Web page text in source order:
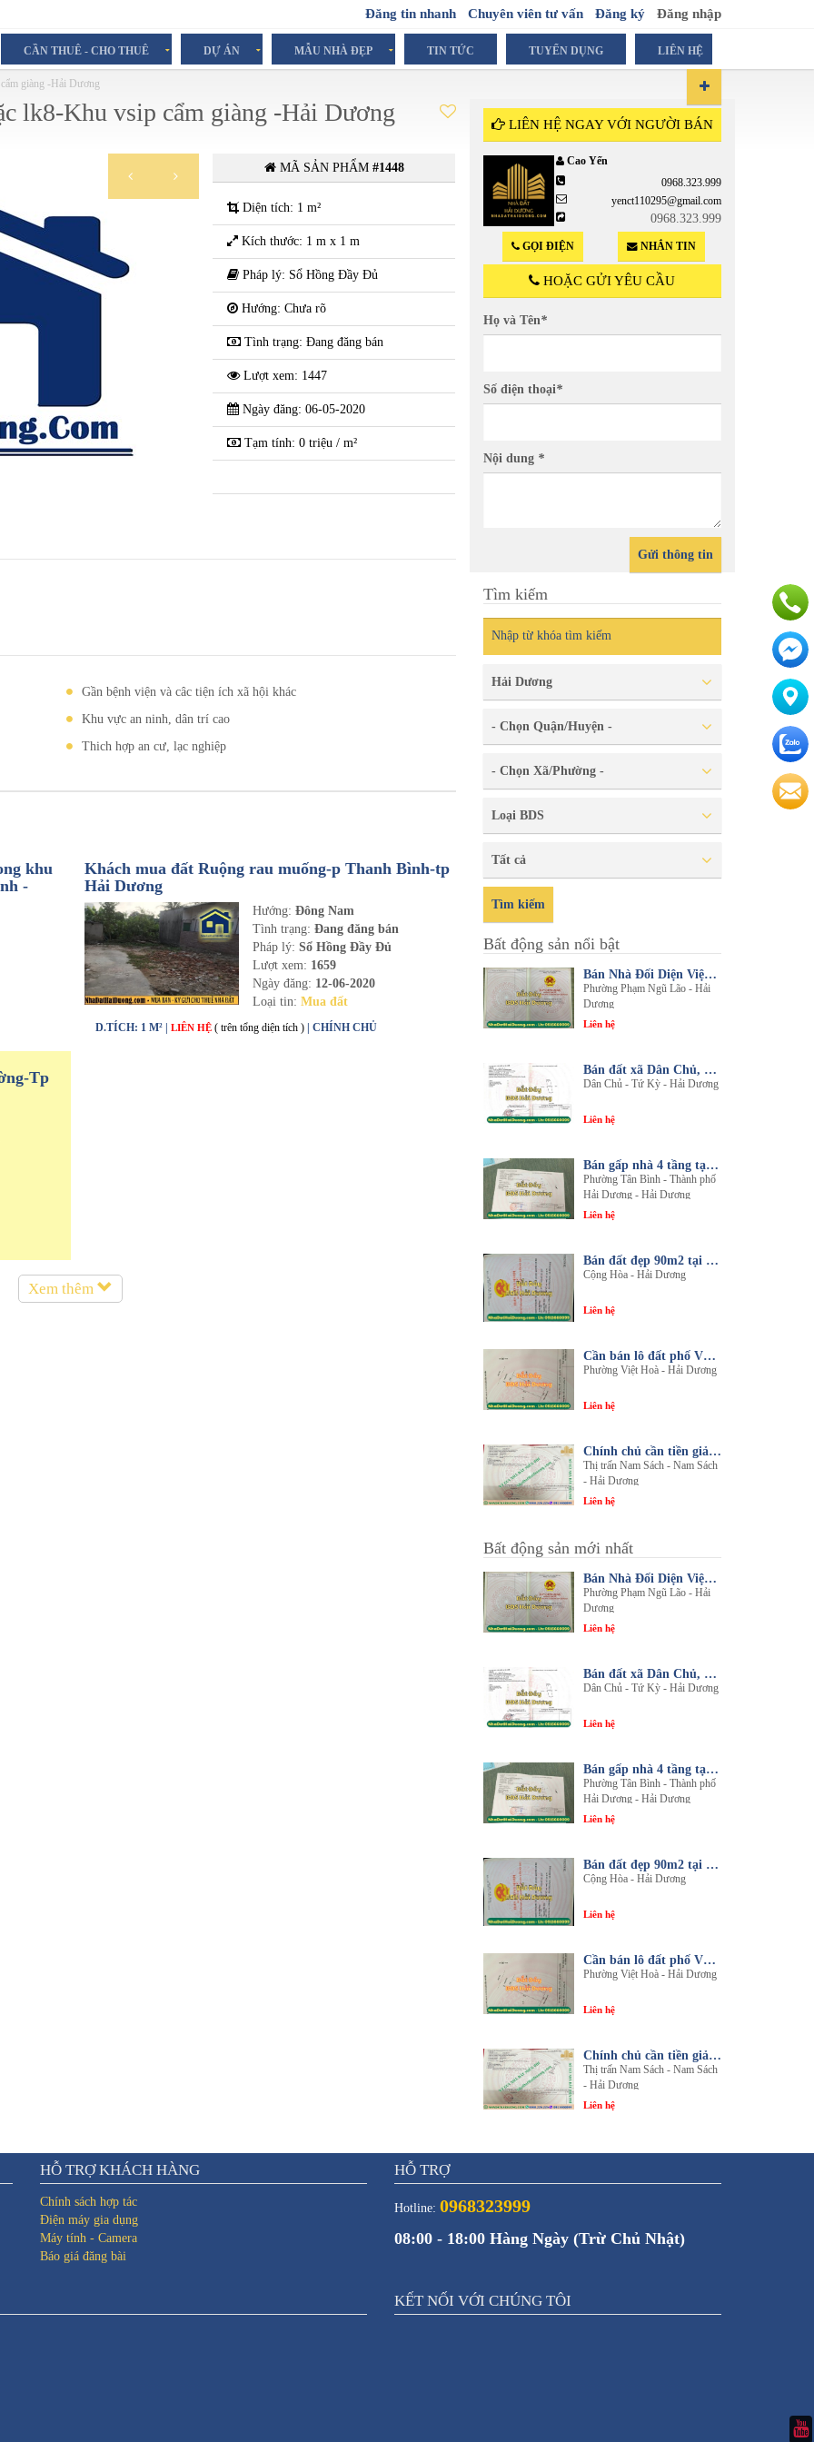
Đăng tin nhanh Chuyên viên tư vấn Đăng ký Đăng nhập
CẦN THUÊ - CHO THUÊ DỰ ÁN MẪU NHÀ ĐẸP TIN TỨC TUYỂN DỤNG LIÊN HỆ
giàng -Hải Dương
lk8-Khu vsip cẩm giàng -Hải Dương
Khu vsip cẩm
Em có khách quan tâm lk 4 hoặc lk8-Khu vsip cẩm
giàng -Hải Dương
Liên hệMÃ SẢN PHẨM #1448
Diện tích: 1 m²
Kích thước: 1 m x 1 m
Pháp lý: Sổ Hồng Đầy Đủ
Hướng: Chưa rõ
Tình trạng: Đang đăng bán
Lượt xem: 1447
Ngày đăng: 06-05-2020
Tạm tính: 0 triệu / m²
Gần bệnh viện và câc tiện ích xã hội khác
Khu vực an ninh, dân trí cao
Thich hợp an cư, lạc nghiệp
khu
-
Khách mua đất Ruộng rau muống-p Thanh Bình-tp
Hải Dương
Hướng:Đông Nam
Tình trạng:Đang đăng bán
Pháp lý: Sổ Hồng Đầy Đủ
Lượt xem: 1659
Ngày đăng: 12-06-2020
Loại tin:Mua đất
D.TÍCH: 1 M² | LIÊN HỆ ( trên tổng diện tích ) | CHÍNH CHỦ
Tp
Xem thêm
LIÊN HỆ NGAY VỚI NGƯỜI BÁN
Cao Yến
0968.323.999
yenct110295@gmail.com
0968.323.999
GỌI ĐIỆN NHẮN TIN
HOẶC GỬI YÊU CẦU
Họ và Tên*
Số điện thoại*
Nội dung *
Gửi thông tin
Tìm kiếm
Hải Dương
- Chọn Quận/Huyện -
- Chọn Xã/Phường -
Loại BDS
Tất cả
Tìm kiếm
Bất động sản nổi bật
Bán Nhà Đối Diện Viện Đa Khoa Hải Dương - Nội Thất Sang Trọng, Tiện Nghi
Phường Phạm Ngũ Lão - Hải
Dương
Liên hệ
Bán đất xã Dân Chủ, Tứ Kỳ, Hải Dương - Diện tích 214m2 - Mặt tiền 8.5m - nhadathaiduong.com
Dân Chủ - Tứ Kỳ - Hải Dương
Liên hệ
Bán gấp nhà 4 tầng tại khu đô thị An Phú 2 - Nội thất gỗ lim sang trọng
Phường Tân Bình - Thành phố
Hải Dương - Hải Dương
Liên hệ
Bán đất đẹp 90m2 tại thôn An Điền, xã Cộng Hòa, huyện Nam Sách, tỉnh Hải Dương
Cộng Hòa - Hải Dương
Liên hệ
Cần bán lô đất phố Văn, phường Việt Hòa, thành phố Hải Dương
Phường Việt Hoà - Hải Dương
Liên hệ
Chính chủ cần tiền giải quyết công việc bán gấp 1 trong 3 lô đất sổ đỏ chính chủ
Thị trấn Nam Sách - Nam Sách
- Hải Dương
Liên hệ
Bất động sản mới nhất
Bán Nhà Đối Diện Viện Đa Khoa Hải Dương - Nội Thất Sang Trọng, Tiện Nghi
Phường Phạm Ngũ Lão - Hải
Dương
Liên hệ
Bán đất xã Dân Chủ, Tứ Kỳ, Hải Dương - Diện tích 214m2 - Mặt tiền 8.5m - nhadathaiduong.com
Dân Chủ - Tứ Kỳ - Hải Dương
Liên hệ
Bán gấp nhà 4 tầng tại khu đô thị An Phú 2 - Nội thất gỗ lim sang trọng
Phường Tân Bình - Thành phố
Hải Dương - Hải Dương
Liên hệ
Bán đất đẹp 90m2 tại thôn An Điền, xã Cộng Hòa, huyện Nam Sách, tỉnh Hải Dương
Cộng Hòa - Hải Dương
Liên hệ
Cần bán lô đất phố Văn, phường Việt Hòa, thành phố Hải Dương
Phường Việt Hoà - Hải Dương
Liên hệ
Chính chủ cần tiền giải quyết công việc bán gấp 1 trong 3 lô đất sổ đỏ chính chủ
Thị trấn Nam Sách - Nam Sách
- Hải Dương
Liên hệ
HỖ TRỢ KHÁCH HÀNG
Chính sách hợp tác
Điện máy gia dụng
Máy tính - Camera
Báo giá đăng bài
HỖ TRỢ
Hotline: 0968323999
08:00 - 18:00 Hàng Ngày (Trừ Chủ Nhật)
KẾT NỐI VỚI CHÚNG TÔI